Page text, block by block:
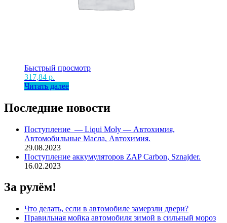
Быстрый просмотр
317,84 р.
Читать далее
Последние новости
Поступление — Liqui Moly — Автохимия,
Автомобильные Масла, Автохимия.
29.08.2023
Поступление аккумуляторов ZAP Carbon, Sznajder.
16.02.2023
За рулём!
Что делать, если в автомобиле замерзли двери?
Правильная мойка автомобиля зимой в сильный мороз